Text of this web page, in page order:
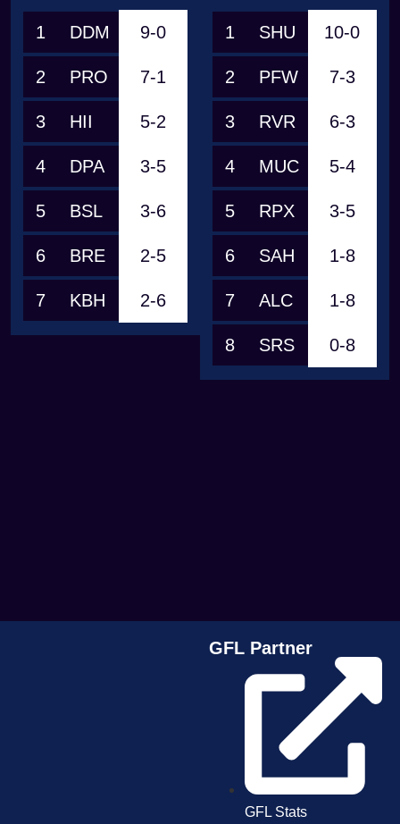
1 DDM 9-0
2 PRO 7-1
3 HII 5-2
4 DPA 3-5
5 BSL 3-6
6 BRE 2-5
7 KBH 2-6
1 SHU 10-0
2 PFW 7-3
3 RVR 6-3
4 MUC 5-4
5 RPX 3-5
6 SAH 1-8
7 ALC 1-8
8 SRS 0-8
GFL Partner
GFL Stats